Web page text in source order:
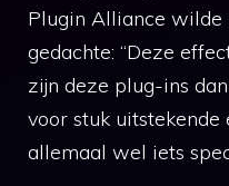
Plugin Alliance wilde
gedachte: “Deze
zijn deze plug-ins
voor stuk uitstekende
allemaal wel iets